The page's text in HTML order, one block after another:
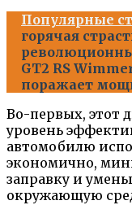
Популярные
горячая
GT2 RS
поражает
Во-первых, этот
уровень
автомобилю
экономично,
заправку и
окружающую